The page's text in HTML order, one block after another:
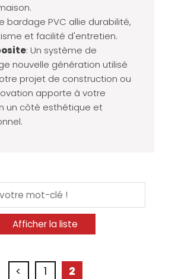
bardage PVC allie durabilité,
et facilité d'entretien.
: Un système de
nouvelle génération utilisé
projet de construction ou
apporte à votre
un côté esthétique et
< 1 2